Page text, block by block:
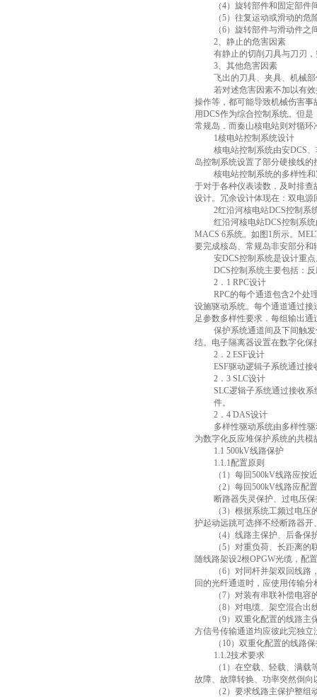
（4）旋转部件和固定部件
（5）往复运动或滑动的危
（6）旋转部件与滑动件之
2、静止的危害因素
有静止的切削刀具与刀刃
3、其他危害因素
飞出的刀具、夹具、机械
若对述危害因素不加以有
操作等，都可能导致机械伤害事
用DCS作为综合控制系统。但
常规岛．而秦山核电站则对循环
1核电站控制系统设计
核电站控制系统由安DCS
岛控制系统设置了部分硬接线
核电站控制系统的多样性
于对于各种仪表读数，及时排
设计。冗余设计体现在：双电
2红沿河核电站DCS控制系
红沿河核电站DCS控制系
MACS 6系统。如图 1所示。
要完成核岛、常规岛非安部分
安DCS控制系统是设计重
DCS控制系统主要包括：
2 ． 1 RPC设计
RPC的每个通道包含2个处
设施驱动系统。每个通道通过接
足参数多样性要求．每组输出
保护系统通道间及下间触
结。电子隔离器设置在数字化保
2 ． 2 ESF设计
ESF驱动逻辑子系统通过接
2 ． 3 SLC设计
SLC逻辑子系统通过接收系
件。
2 ． 4 DAS设计
多样性驱动系统由多样性
为数字化反应堆保护系统的共
1.1 500kV线路保护
1.1.1配置原则
（ 1 ）每回500kV线路应按
（2）每回500kV线路应配
断路器失灵保护、过电压
（3）根据系统工频过电压
护起动远跳可选择不经断路器开
（4）线路主保护、后备保
（5）对重负荷、长距离的
随线路架设2根OPGW光缆，配
（6）对同杆并架双回线路
回的光纤通道时，应使用传输
（7）对装有串联补偿电容
（8）对电缆、架空混合出
（9）双重化配置的线路主
方信号传输通道均应彼此完独立
（ 10）双重化配置的线路
1.1.2技术要求
（ 1 ）在空载、轻载、满载
故障、故障转换、功率突然倒
（2）要求线路主保护整组